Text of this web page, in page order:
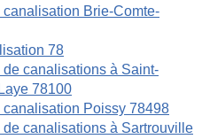
canalisation Brie-Comte-
78
de canalisations à Saint-
78100
canalisation Poissy 78498
de canalisations à Sartrouville